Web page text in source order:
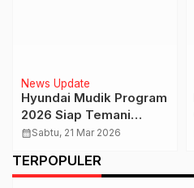
News Update
Hyundai Mudik Program
2026 Siap Temani
Perjalanan Lebaran
calendar_monthSabtu, 21 Mar 2026
TERPOPULER